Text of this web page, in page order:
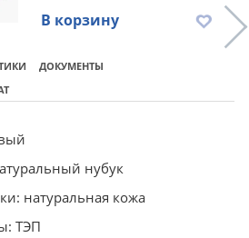
В корзину
ДОКУМЕНТЫ
нубук
натуральная кожа
ТЭП